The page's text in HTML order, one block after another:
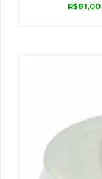
R$81,00